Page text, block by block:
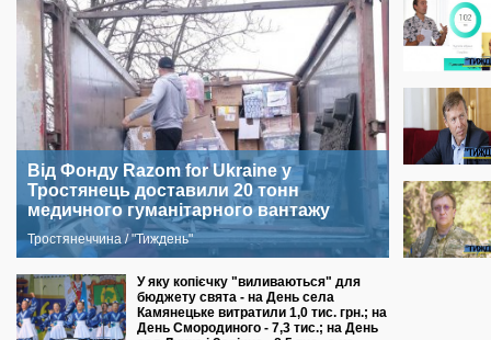
Від Фонду Razom for Ukraine у
Тростянець доставили 20 тонн
медичного гуманітарного вантажу
Тростянеччина / "Тиждень"
У яку копієчку "виливаються" для
бюджету свята - на День села
Камянецьке витратили 1,0 тис. грн.; на
День Смородиного - 7,3 тис.; на День